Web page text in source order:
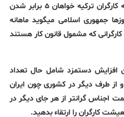
قابل توجه است در حالی که کارگران ترکیه خواهان ۵ برابر شدن
جمهوری اسلامی میگوید ماهانه
کارگرانی که مشمول قانون کار هستند
دستمزد شامل حال تعداد
از طرف دیگر در کشوری چون ایران
اجناس گرانتر از هر جای دیگر در
کارگران را ارتقاء بدهید.